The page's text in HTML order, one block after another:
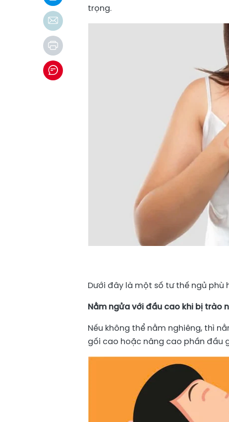
trọng.
Dưới đây là một số tư thế ngủ
Nằm ngửa với đầu cao khi bị trào
Nếu không thể nằm nghiêng, thì
gối cao hoặc nâng cao phần đầu